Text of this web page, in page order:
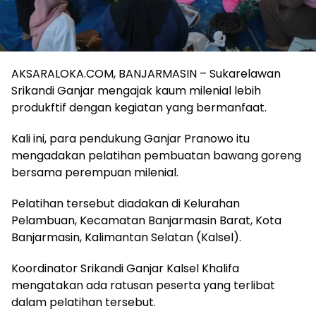
AKSARALOKA.COM, BANJARMASIN – Sukarelawan
Srikandi Ganjar mengajak kaum milenial lebih
produkftif dengan kegiatan yang bermanfaat.
Kali ini, para pendukung Ganjar Pranowo itu
mengadakan pelatihan pembuatan bawang goreng
bersama perempuan milenial.
Pelatihan tersebut diadakan di Kelurahan
Pelambuan, Kecamatan Banjarmasin Barat, Kota
Banjarmasin, Kalimantan Selatan (Kalsel).
Koordinator Srikandi Ganjar Kalsel Khalifa
mengatakan ada ratusan peserta yang terlibat
dalam pelatihan tersebut.